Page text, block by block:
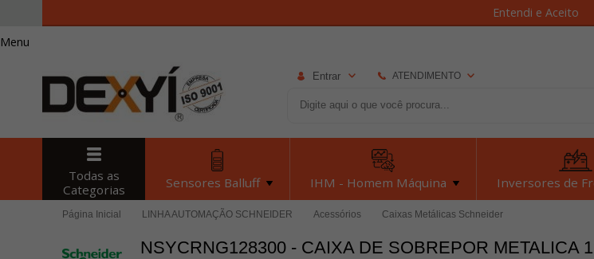
Entendi e Aceito
Menu
Entrar ATENDIMENTO
dexyiloja@dexyi.com.br
Atendimento Online
Todas as
Categorias
Sensores Balluff IHM - Homem Máquina Inversores de
Página Inicial LINHA AUTOMAÇÃO SCHNEIDER Acessórios Caixas Metálicas Schneider
NSYCRNG128300 - CAIXA DE SOBREPOR METALICA